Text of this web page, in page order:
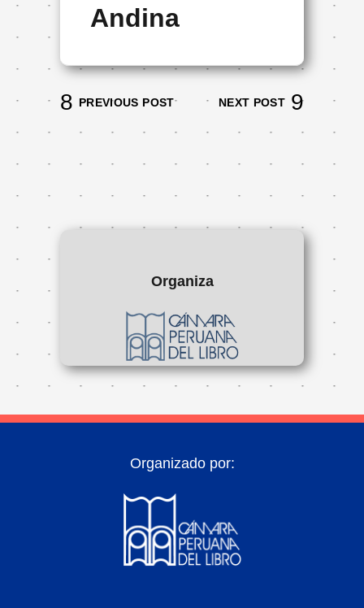
Andina
PREVIOUS POST NEXT POST
Organiza
Organizado por: